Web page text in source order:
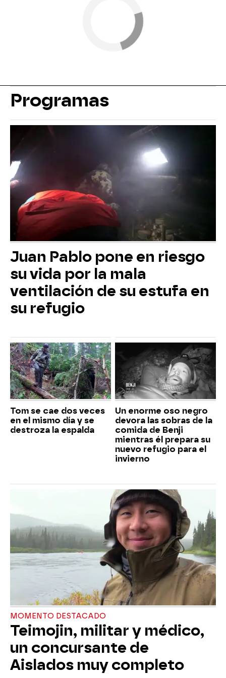
Programas
Juan Pablo pone en riesgo
su vida por la mala
ventilación de su estufa en
su refugio
Tom se cae dos veces
en el mismo día y se
destroza la espalda
Un enorme oso negro
devora las sobras de la
comida de Benji
mientras él prepara su
nuevo refugio para el
invierno
MOMENTO DESTACADO
Teimojin, militar y médico,
un concursante de
Aislados muy completo